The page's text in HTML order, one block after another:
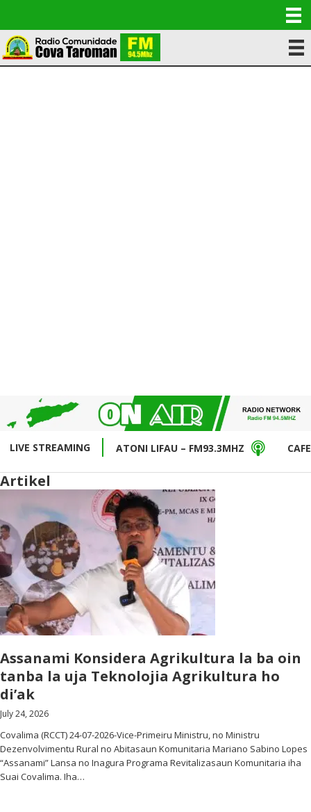
LIVE STREAMING ATONI LIFAU – FM93.3MHZ
Artikel
Assanami Konsidera Agrikultura la ba oin
tanba la uja Teknolojia Agrikultura ho
di’ak
July 24, 2026
Covalima (RCCT) 24-07-2026-Vice-Primeiru Ministru, no Ministru
Dezenvolvimentu Rural no Abitasaun Komunitaria Mariano Sabino Lopes
“Assanami” Lansa no Inagura Programa Revitalizasaun Komunitaria iha
Suai Covalima. Iha…